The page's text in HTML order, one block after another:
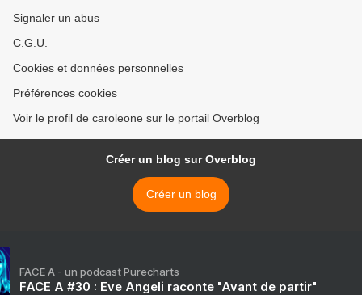
Signaler un abus
C.G.U.
Cookies et données personnelles
Préférences cookies
Voir le profil de caroleone sur le portail Overblog
Créer un blog sur Overblog
Créer un blog
FACE A - un podcast Purecharts
FACE A #30 : Eve Angeli raconte "Avant de partir"